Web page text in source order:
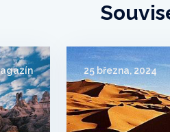
25 března, 2024